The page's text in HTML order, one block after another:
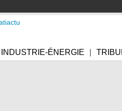
INDUSTRIE-ÉNERGIE